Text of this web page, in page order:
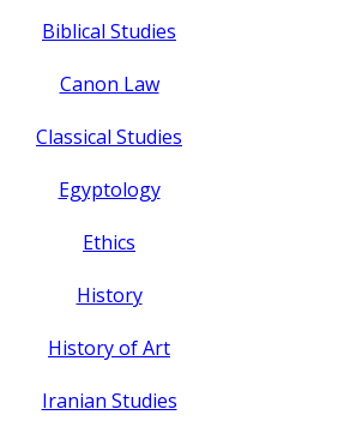
Biblical Studies
Canon Law
Classical Studies
Egyptology
Ethics
History
History of Art
Iranian Studies